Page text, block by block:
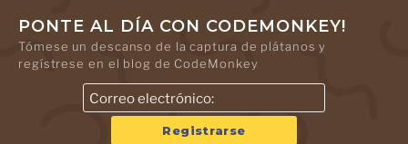
PONTE AL DÍA CON CODEMONKEY!
Tómese un descanso de la captura de plátanos y
regístrese en el blog de CodeMonkey